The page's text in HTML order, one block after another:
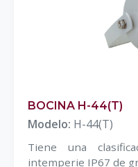
BOCINA H-44(T)
Modelo: H-44(T)
Tiene una
intemperie IP67 de